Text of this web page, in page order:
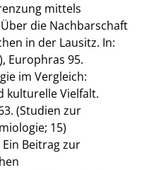
mittels
die Nachbarschaft
in der Lausitz. In:
Europhras 95.
im Vergleich:
kulturelle Vielfalt.
(Studien zur
15)
Beitrag zur